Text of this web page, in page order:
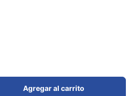
Agregar al carrito